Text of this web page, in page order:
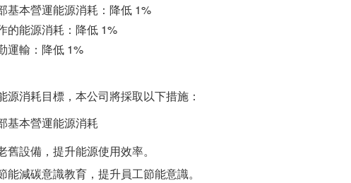
基本營運能源消耗：降低 1%
的能源消耗：降低 1%
運輸：降低 1%
源消耗目標，本公司將採取以下措施：
基本營運能源消耗
舊設備，提升能源使用效率。
能減碳意識教育，提升員工節能意識。